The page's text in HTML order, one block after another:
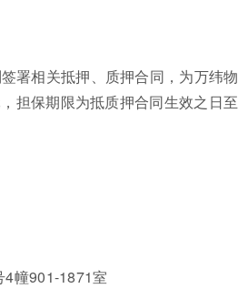
署相关抵押、质押合同，为万纬
担保期限为抵质押合同生效之日
幢901-1871室